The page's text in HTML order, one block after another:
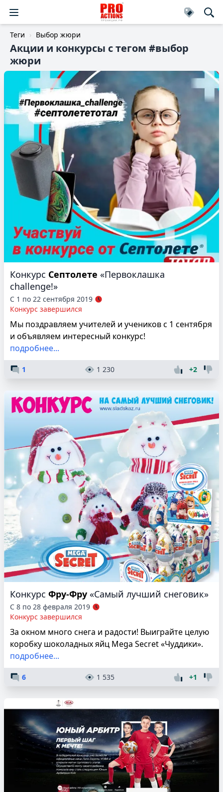
Теги Выбор жюри
Акции и конкурсы c тегом #выбор
жюри
Конкурс Септолете «Первоклашка
challenge!»
С 1 по 22 сентября 2019
Конкурс завершился
Мы поздравляем учителей и учеников с 1 сентября
и объявляем интересный конкурс!
подробнее...
1 1 230 +2
Конкурс Фру-Фру «Самый лучший снеговик»
С 8 по 28 февраля 2019
Конкурс завершился
За окном много снега и радости! Выиграйте целую
коробку шоколадных яйц Mega Secret «Чуддики».
подробнее...
6 1 535 +1